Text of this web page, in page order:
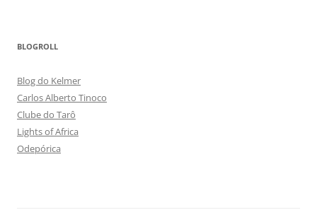
BLOGROLL
Blog do Kelmer
Carlos Alberto Tinoco
Clube do Tarô
Lights of Africa
Odepórica